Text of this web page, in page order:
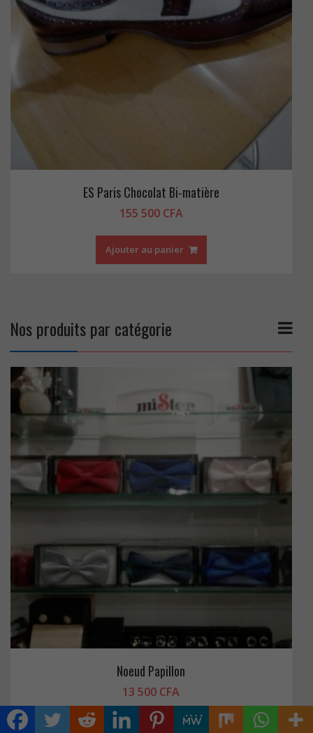
ES Paris Chocolat Bi-matière
155 500 CFA
Ajouter au panier
Nos produits par catégorie
Noeud Papillon
13 500 CFA
Ajouter au panier